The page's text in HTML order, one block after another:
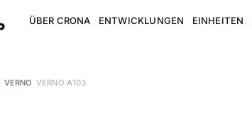
ÜBER CRONA ENTWICKLUNGEN EINHEITEN
VERNO VERNO A103